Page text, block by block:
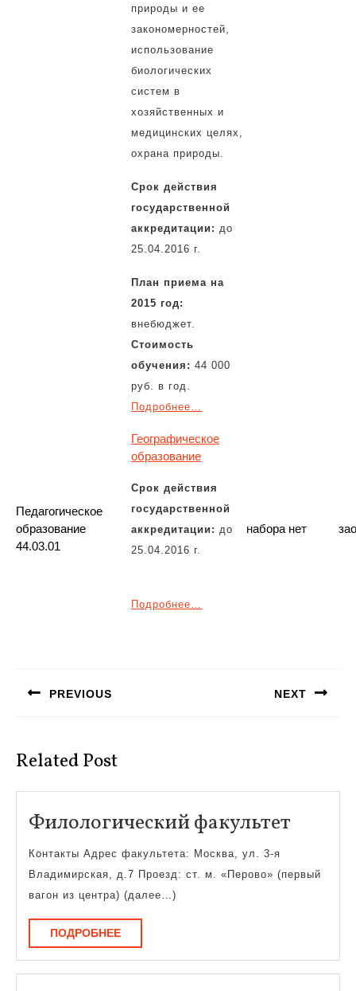
природы и ее
закономерностей,
использование
биологических
систем в
хозяйственных и
медицинских целях,
охрана природы.
Срок действия
государственной
аккредитации: до
25.04.2016 г.
План приема на
2015 год:
внебюджет.
Стоимость
обучения: 44 000
руб. в год.
Подробнее…
Педагогическое
образование
44.03.01
Географическое
образование
Срок действия
государственной
аккредитации: до
25.04.2016 г.
Подробнее…
набора нет
записям
PREVIOUS NEXT
Related Post
Филологический факультет
Контакты Адрес факультета: Москва, ул. 3-я
Владимирская, д.7 Проезд: ст. м. «Перово» (первый
вагон из центра) (далее…)
ПОДРОБНЕЕПОДРОБНЕЕ